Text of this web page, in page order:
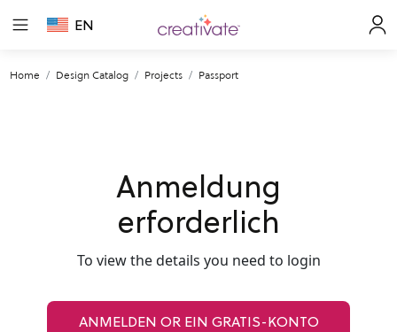
EN
Home Design Catalog Projects Passport
Anmeldung
erforderlich
To view the details you need to login
ANMELDEN OR EIN GRATIS-KONTO